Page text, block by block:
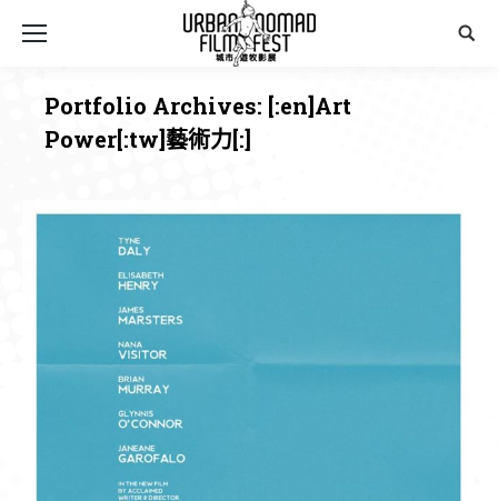
Portfolio Archives: [:en]Art
Power[:tw]藝術力[:]